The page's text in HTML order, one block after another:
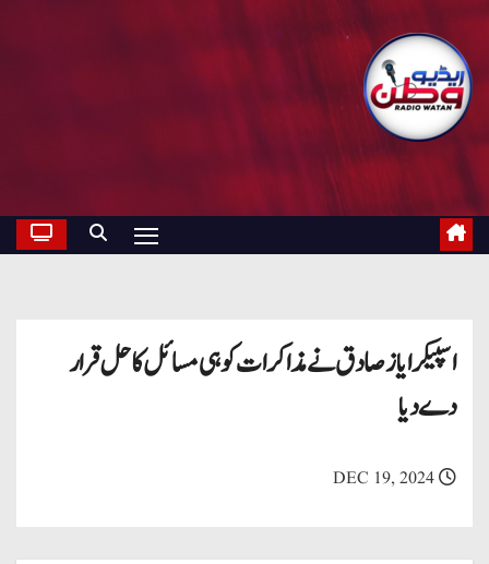
اسپیکر ایاز صادق نے مذاکرات کو ہی مسائل کا حل قرار
دے دیا
DEC 19, 2024